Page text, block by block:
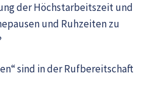
der Höchstarbeitszeit und
und Ruhzeiten zu
sind in der Rufbereitschaft